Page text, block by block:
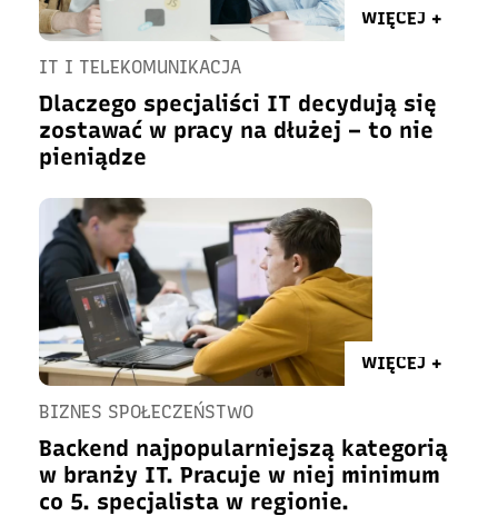
WIĘCEJ +
IT I TELEKOMUNIKACJA
Dlaczego specjaliści IT decydują się
zostawać w pracy na dłużej – to nie
pieniądze
WIĘCEJ +
BIZNES SPOŁECZEŃSTWO
Backend najpopularniejszą kategorią
w branży IT. Pracuje w niej minimum
co 5. specjalista w regionie.